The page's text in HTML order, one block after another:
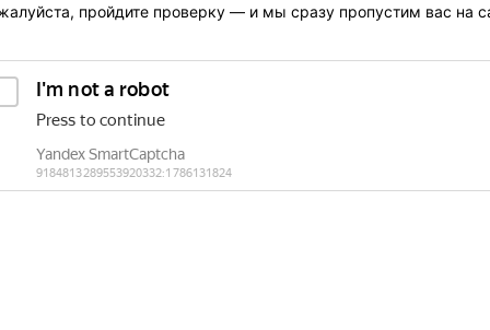
пройдите проверку — и мы сразу пропустим вас на